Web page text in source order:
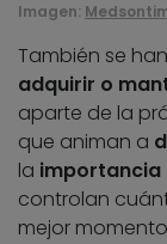
Imagen:
También se
adquirir o
aparte de la
que animan a
la importancia
controlan
mejor